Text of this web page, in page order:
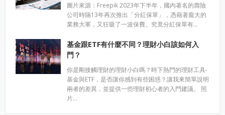
圖片來源：Freepik 2023年下半年，國內著名的壽險
公司時隔13年再次推出「分紅保單」，憑藉著龐大的
業務大軍，又狂吸了一波保費。究竟分紅保單有…
基金跟ETF有什麼不同？理財小白該如何入
門？
你是剛接觸理財的理財小白嗎？時下熱門的理財工具-
基金與ETF，是否讓你感到有些困惑？讓我來簡單說明
兩者的差異，並提供一些理財初心者的入門建議。 照
片…